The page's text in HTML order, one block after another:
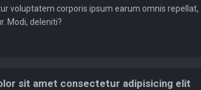
voluptatem corporis ipsum earum omnis repellat,
Modi, deleniti?
sit amet consectetur adipisicing elit